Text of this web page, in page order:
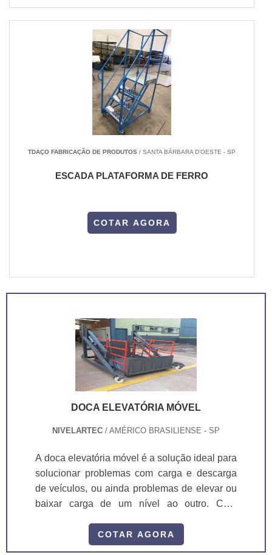
TDAÇO FABRICAÇÃO DE PRODUTOS / SANTA BÁRBARA D'OESTE - SP
ESCADA PLATAFORMA DE FERRO
COTAR AGORA
DOCA ELEVATÓRIA MÓVEL
NIVELARTEC / AMÉRICO BRASILIENSE - SP
A doca elevatória móvel é a solução ideal para
solucionar problemas com carga e descarga
de veículos, ou ainda problemas de elevar ou
baixar carga de um nível ao outro. Com
em qualquer ambiente sem a necessidade de
de qualquer tipo de instalação, basta
COTAR AGORA